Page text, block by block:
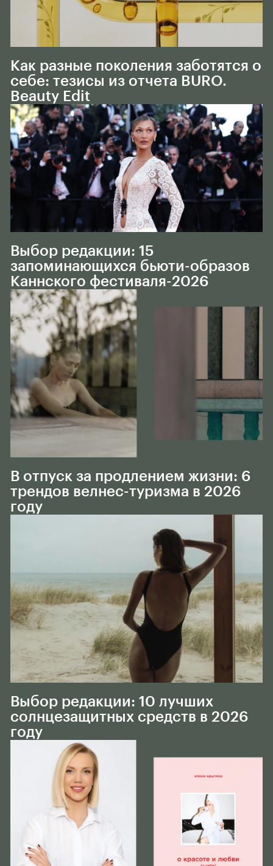
Как разные поколения заботятся о
себе: тезисы из отчета BURO.
Beauty Edit
Выбор редакции: 15
запоминающихся бьюти-образов
Каннского фестиваля-2026
В отпуск за продлением жизни: 6
трендов велнес-туризма в 2026
году
Выбор редакции: 10 лучших
солнцезащитных средств в 2026
году